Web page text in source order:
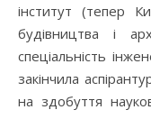
інститут (тепер
будівництва і
спеціальність
закінчила
на здобуття